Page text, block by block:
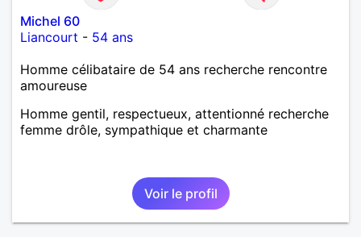
Michel 60
Liancourt - 54 ans
Homme célibataire de 54 ans recherche rencontre
amoureuse
Homme gentil, respectueux, attentionné recherche
femme drôle, sympathique et charmante
Voir le profil